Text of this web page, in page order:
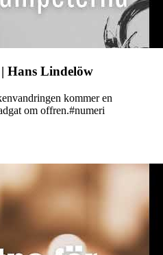
Hans Lindelöw
kommer en
om offren.#numeri